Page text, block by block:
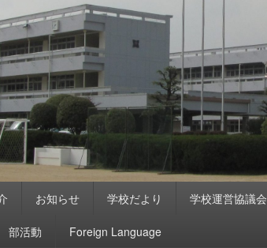
お知らせ 学校だより 学校運営協議会
部活動 Foreign Language